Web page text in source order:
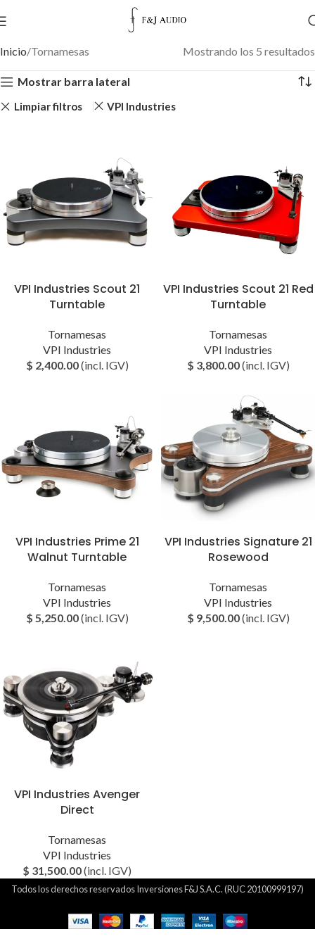
Inicio Tornamesas Mostrando los 5 resultados
Mostrar barra lateral
Limpiar filtros VPI Industries
VPI Industries Scout 21
Turntable
Tornamesas
VPI Industries
$ 2,400.00(incl. IGV)
VPI Industries Scout 21 Red
Turntable
Tornamesas
VPI Industries
$ 3,800.00(incl. IGV)
VPI Industries Prime 21
Walnut Turntable
Tornamesas
VPI Industries
$ 5,250.00(incl. IGV)
VPI Industries Signature 21
Rosewood
Tornamesas
VPI Industries
$ 9,500.00(incl. IGV)
VPI Industries Avenger
Direct
Tornamesas
VPI Industries
$ 31,500.00(incl. IGV)
Todos los derechos reservados Inversiones F&J S.A.C. (RUC 20100999197)